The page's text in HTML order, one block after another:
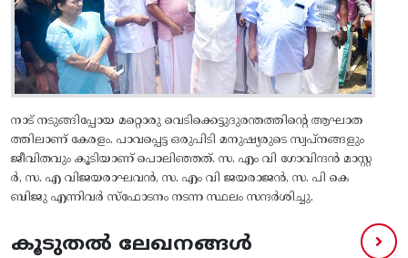
നാട് നടുങ്ങിപ്പോയ മറ്റൊരു വെടിക്കെട്ടുദുരന്തത്തിൻ്റെ ആഘാത
ത്തിലാണ് കേരളം. പാവപ്പെട്ട ഒരുപിടി മനുഷ്യരുടെ സ്വപ്നങ്ങളും
ജീവിതവും കൂടിയാണ് പൊലിഞ്ഞത്. സ. എം വി ഗോവിന്ദൻ മാസ്റ്റ
ർ, സ. എ വിജയരാഘവൻ, സ. എം വി ജയരാജൻ, സ. പി കെ
ബിജു എന്നിവർ സ്ഫോടനം നടന്ന സ്ഥലം സന്ദർശിച്ചു.
കൂടുതൽ ലേഖനങ്ങൾ